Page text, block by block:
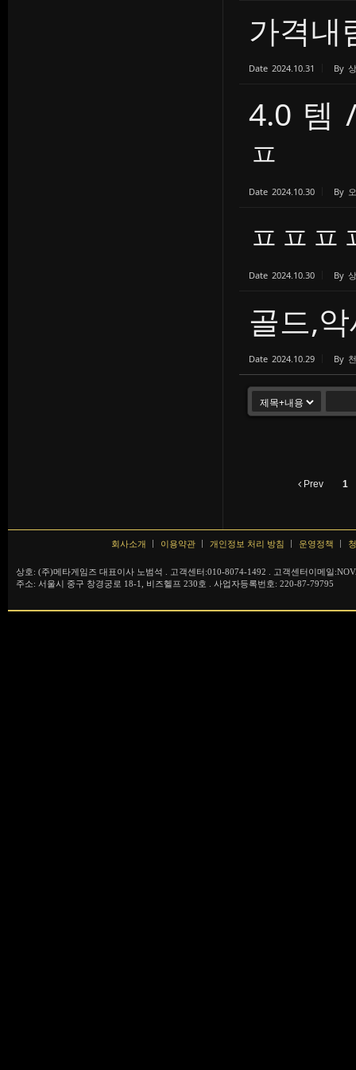
가격내
Date 2024.10.31 By
4.0 템
ㅍ
Date 2024.10.30 By
ㅍㅍㅍ
Date 2024.10.30 By
골드,
Date 2024.10.29 By
Prev 1
회사소개 이용약관 개인정보 처리 방침 운영정책
상호: (주)메타게임즈 대표이사 노범석 . 고객센터:010-8074-1492 . 고객센터이메일
주소: 서울시 중구 창경궁로 18-1, 비즈헬프 230호 . 사업자등록번호: 220-87-79795